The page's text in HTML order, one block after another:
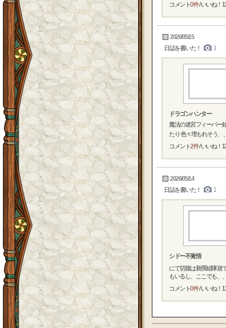
コメント0件/ いいね！
2026/05/15
日誌を書いた！
1
ドラゴンハンター
魔法の迷宮フィーバー
たり 色々埋もれそう、
コメント2件/ いいね！
2026/05/14
日誌を書いた！
1
シドー不覚悟
にて切腹は新撰組隊規
もいるし、ここでも、
コメント0件/ いいね！